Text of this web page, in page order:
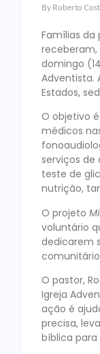
By Roberto
Famílias
domingo
Adventista.
Estados,
O objetivo
médicos
serviços de
teste de
nutrição,
O projeto
voluntário
dedicarem
O pastor,
Igreja
ação é
precisa,
bíblica